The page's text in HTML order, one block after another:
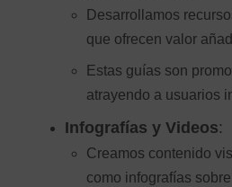
Desarrollamos
que ofrecen valor
Estas guías son
atrayendo a usuarios
Infografías y Videos:
Creamos contenido
como infografías